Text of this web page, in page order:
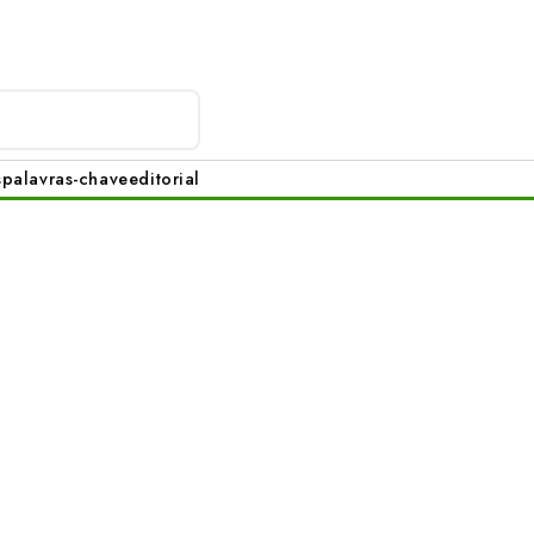
palavras-chaveeditorial